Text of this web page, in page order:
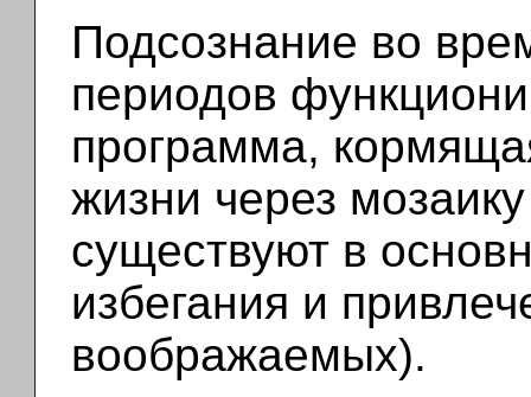
Подсознание во
периодов
программа,
жизни через
существуют в
избегания и
воображаемых).